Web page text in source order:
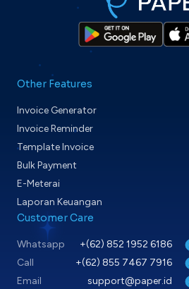
Other Features
Invoice Generator
Invoice Reminder
Template Invoice
Bulk Payment
E-Meterai
Laporan Keuangan
Customer Care
Whatsapp
+(62) 852 1952 6186
Call
+(62) 855 7467 7916
Email
support@paper.id